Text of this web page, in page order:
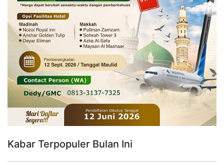
Kabar Terpopuler Bulan Ini